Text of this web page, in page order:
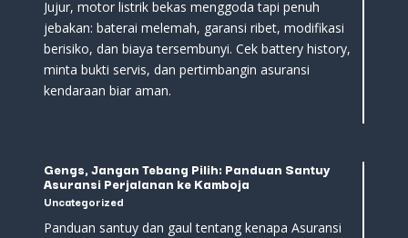
Jujur, motor listrik bekas menggoda tapi penuh
jebakan: baterai melemah, garansi ribet, modifikasi
berisiko, dan biaya tersembunyi. Cek battery history,
minta bukti servis, dan pertimbangin asuransi
kendaraan biar aman.
Gengs, Jangan Tebang Pilih: Panduan Santuy
Asuransi Perjalanan ke Kamboja
Uncategorized
Panduan santuy dan gaul tentang kenapa Asuransi